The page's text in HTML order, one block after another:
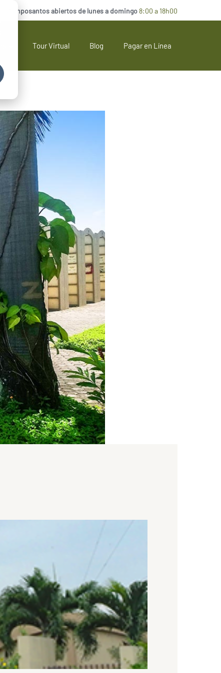
Camposantos abiertos de lunes a domingo8:00 a 18h00
Tour Virtual Blog Pagar en Línea